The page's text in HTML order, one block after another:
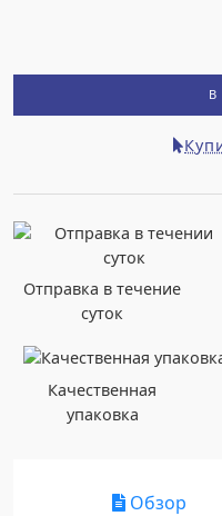
В
Отправка в течение
суток
Качественная
упаковка
Обзор